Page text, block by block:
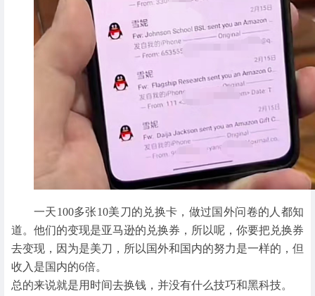
一天100多张10美刀的兑换卡，做过国外问卷的人都知
道。他们的变现是亚马逊的兑换券，所以呢，你要把兑换券
去变现，因为是美刀，所以国外和国内的努力是一样的，但
收入是国内的6倍。
总的来说就是用时间去换钱，并没有什么技巧和黑科技。